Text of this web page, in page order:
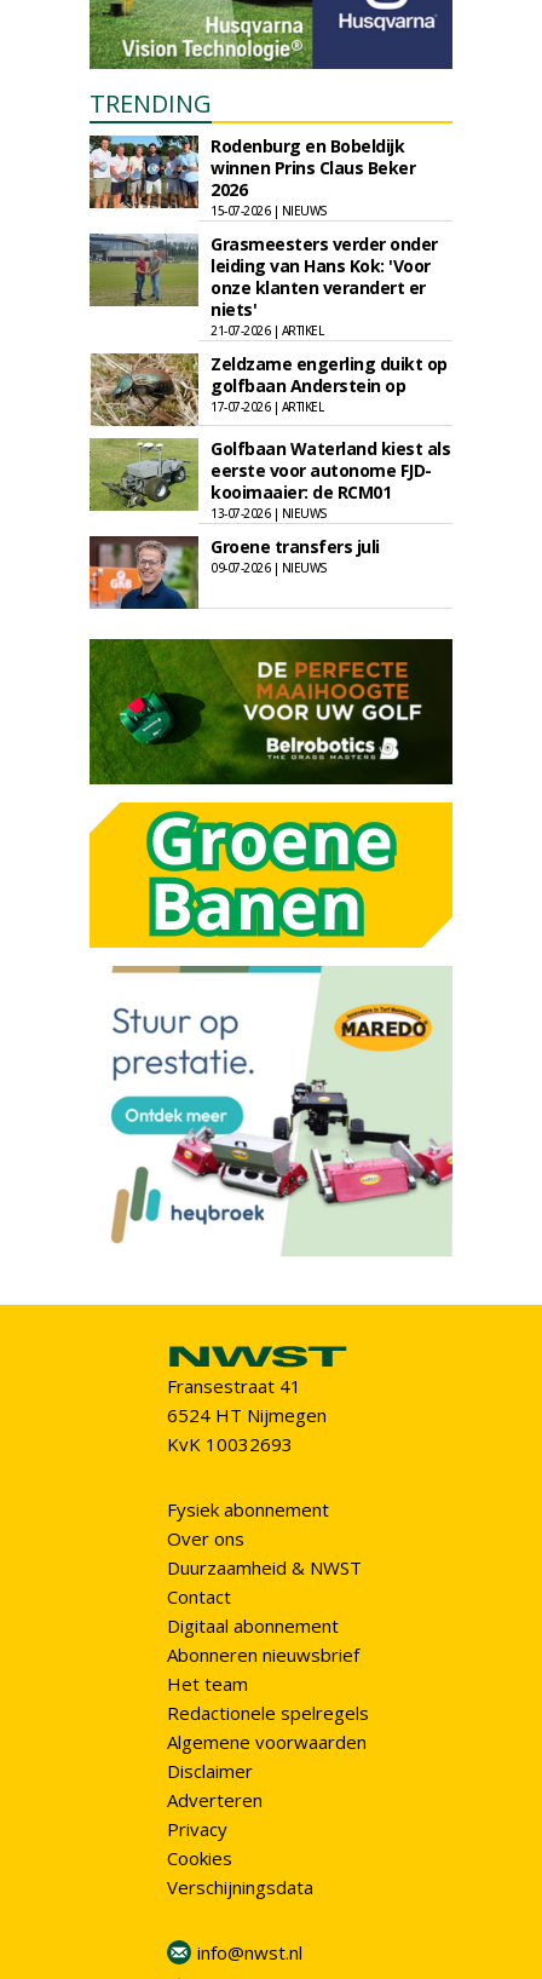
TRENDING
Rodenburg en Bobeldijk
winnen Prins Claus Beker
2026
15-07-2026 | NIEUWS
Grasmeesters verder onder
leiding van Hans Kok: 'Voor
onze klanten verandert er
niets'
21-07-2026 | ARTIKEL
Zeldzame engerling duikt op
golfbaan Anderstein op
17-07-2026 | ARTIKEL
Golfbaan Waterland kiest als
eerste voor autonome FJD-
kooimaaier: de RCM01
13-07-2026 | NIEUWS
Groene transfers juli
09-07-2026 | NIEUWS
Fransestraat 41
6524 HT Nijmegen
KvK 10032693
Fysiek abonnement
Over ons
Duurzaamheid & NWST
Contact
Digitaal abonnement
Abonneren nieuwsbrief
Het team
Redactionele spelregels
Algemene voorwaarden
Disclaimer
Adverteren
Privacy
Cookies
Verschijningsdata
info@nwst.nl